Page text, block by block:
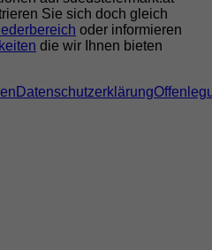
Sie sich doch gleich
oder informieren
die wir Ihnen bieten
Datenschutzerklärung